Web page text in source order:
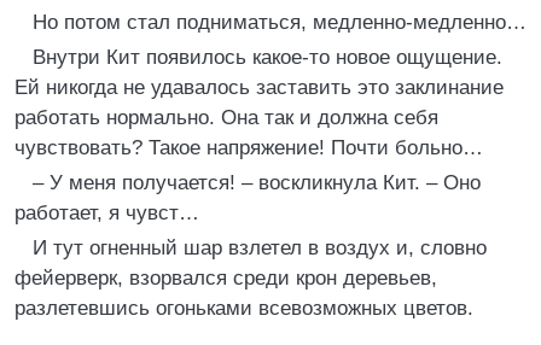
Но потом стал подниматься, медленно-медленно…
Внутри Кит появилось какое-то новое ощущение.
Ей никогда не удавалось заставить это заклинание
работать нормально. Она так и должна себя
чувствовать? Такое напряжение! Почти больно…
– У меня получается! – воскликнула Кит. – Оно
работает, я чувст…
И тут огненный шар взлетел в воздух и, словно
фейерверк, взорвался среди крон деревьев,
разлетевшись огоньками всевозможных цветов.